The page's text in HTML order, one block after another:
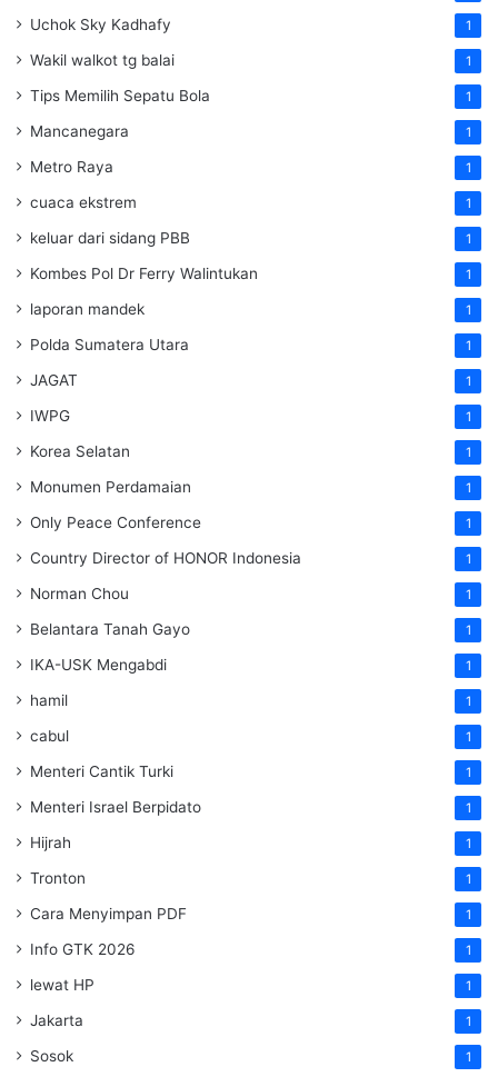
Uchok Sky Kadhafy 1
Wakil walkot tg balai 1
Tips Memilih Sepatu Bola 1
Mancanegara 1
Metro Raya 1
cuaca ekstrem 1
keluar dari sidang PBB 1
Kombes Pol Dr Ferry Walintukan 1
laporan mandek 1
Polda Sumatera Utara 1
JAGAT 1
IWPG 1
Korea Selatan 1
Monumen Perdamaian 1
Only Peace Conference 1
Country Director of HONOR Indonesia 1
Norman Chou 1
Belantara Tanah Gayo 1
IKA-USK Mengabdi 1
hamil 1
cabul 1
Menteri Cantik Turki 1
Menteri Israel Berpidato 1
Hijrah 1
Tronton 1
Cara Menyimpan PDF 1
Info GTK 2026 1
lewat HP 1
Jakarta 1
Sosok 1